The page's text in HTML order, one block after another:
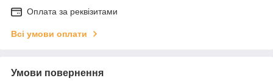
Оплата за реквізитами
Всі умови оплати
Умови повернення